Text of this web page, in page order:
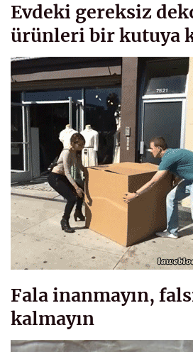
Evdeki gereksiz
ürünleri bir kutuya
Fala inanmayın,
kalmayın